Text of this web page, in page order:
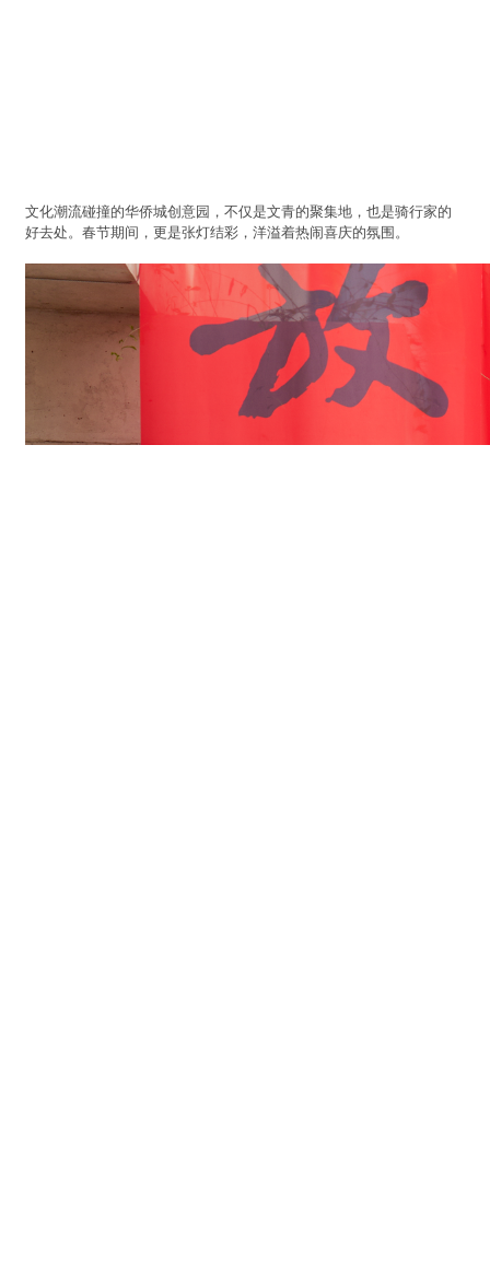
文化潮流碰撞的华侨城创意园，不仅是文青的聚集地，也是骑行家的
好去处。春节期间，更是张灯结彩，洋溢着热闹喜庆的氛围。